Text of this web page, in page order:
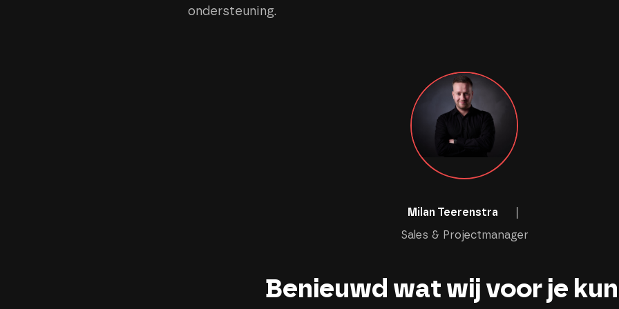
ondersteuning.
Milan Teerenstra
Sales & Projectmanager
Benieuwd wat wij voor je